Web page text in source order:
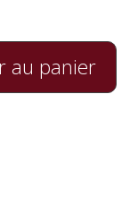
au panier